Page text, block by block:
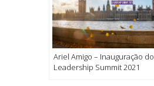
Ariel Amigo – Inauguração do
Leadership Summit 2021